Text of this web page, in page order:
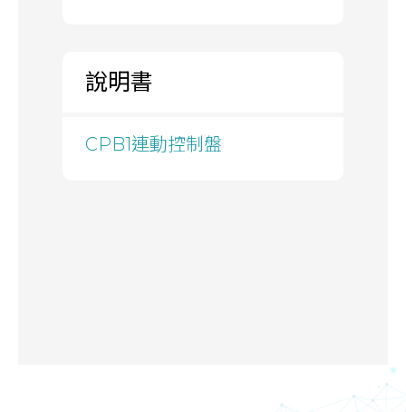
說明書
CPB1連動控制盤